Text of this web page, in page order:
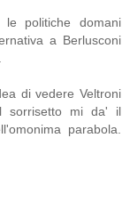
le politiche domani
a Berlusconi
di vedere Veltroni
sorrisetto mi da' il
parabola.